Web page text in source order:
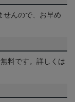
せんので、お早め
料です。詳しくは